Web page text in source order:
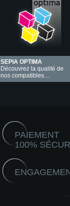
SEPIA OPTIMA
Découvrez la qualité de
nos compatibles…
PAIEMENT
100%